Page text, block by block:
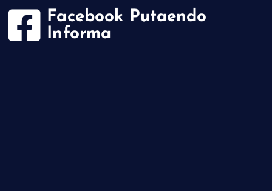
Facebook Putaendo
Informa